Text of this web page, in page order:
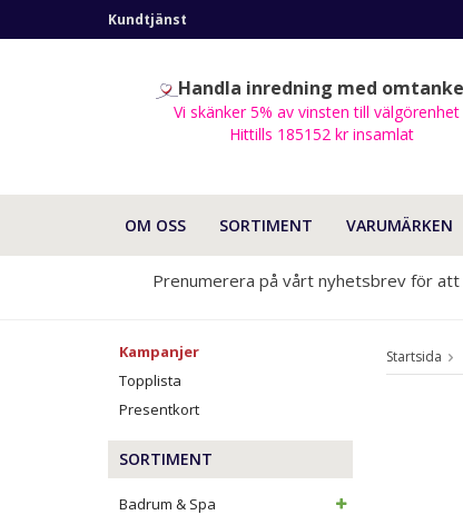
Kundtjänst
Handla inredning med omtanke
Vi skänker 5% av vinsten till välgörenhet
Hittills 185152 kr insamlat
OM OSS SORTIMENT VARUMÄRKEN
Prenumerera på vårt nyhetsbrev för
Kampanjer
Topplista
Presentkort
SORTIMENT
Badrum & Spa
Startsida